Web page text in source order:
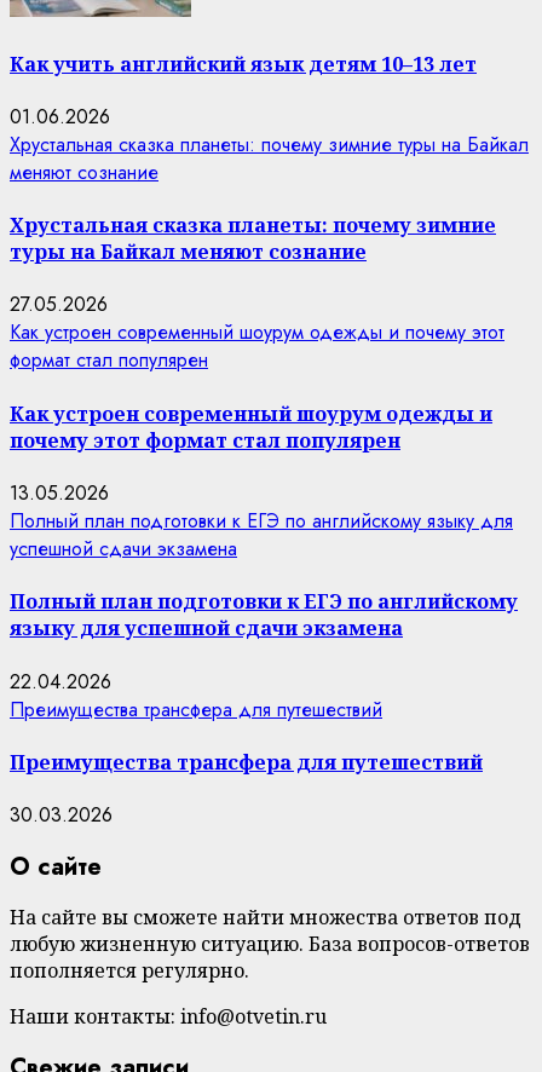
Как учить английский язык детям 10–13 лет
01.06.2026
Хрустальная сказка планеты: почему зимние туры на Байкал
меняют сознание
Хрустальная сказка планеты: почему зимние
туры на Байкал меняют сознание
27.05.2026
Как устроен современный шоурум одежды и почему этот
формат стал популярен
Как устроен современный шоурум одежды и
почему этот формат стал популярен
13.05.2026
Полный план подготовки к ЕГЭ по английскому языку для
успешной сдачи экзамена
Полный план подготовки к ЕГЭ по английскому
языку для успешной сдачи экзамена
22.04.2026
Преимущества трансфера для путешествий
Преимущества трансфера для путешествий
30.03.2026
О сайте
На сайте вы сможете найти множества ответов под
любую жизненную ситуацию. База вопросов-ответов
пополняется регулярно.
Наши контакты: info@otvetin.ru